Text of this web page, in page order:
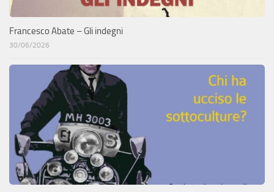
Francesco Abate – Gli indegni
30/06/2026